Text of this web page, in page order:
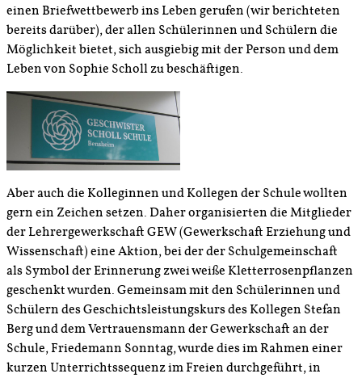
einen Briefwettbewerb ins Leben gerufen (wir berichteten
bereits darüber), der allen Schülerinnen und Schülern die
Möglichkeit bietet, sich ausgiebig mit der Person und dem
Leben von Sophie Scholl zu beschäftigen.
Aber auch die Kolleginnen und Kollegen der Schule wollten
gern ein Zeichen setzen. Daher organisierten die Mitglieder
der Lehrergewerkschaft GEW (Gewerkschaft Erziehung und
Wissenschaft) eine Aktion, bei der der Schulgemeinschaft
als Symbol der Erinnerung zwei weiße Kletterrosenpflanzen
geschenkt wurden. Gemeinsam mit den Schülerinnen und
Schülern des Geschichtsleistungskurs des Kollegen Stefan
Berg und dem Vertrauensmann der Gewerkschaft an der
Schule, Friedemann Sonntag, wurde dies im Rahmen einer
kurzen Unterrichtssequenz im Freien durchgeführt, in